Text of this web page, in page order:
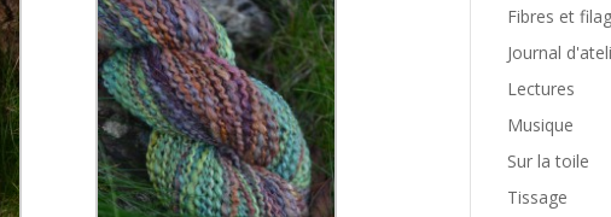
Fibres et
Journal
Lectures
Musique
Sur la toile
Tissage